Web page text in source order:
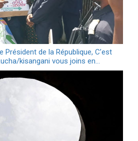
Président de la République, C’est
kisangani vous joins en…